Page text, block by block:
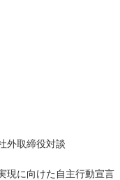
外取締役対談
現に向けた自主行動宣言